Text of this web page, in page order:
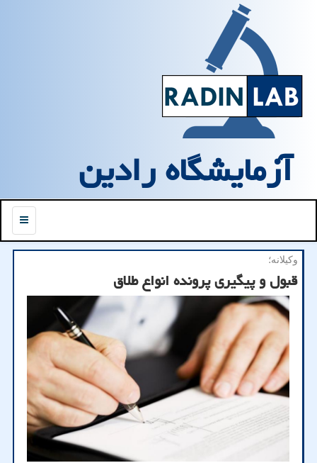
آزمایشگاه رادین
منو
وکیلانه؛
قبول و پیگیری پرونده انواع طلاق